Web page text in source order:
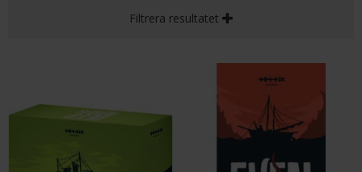
Filtrera resultatet